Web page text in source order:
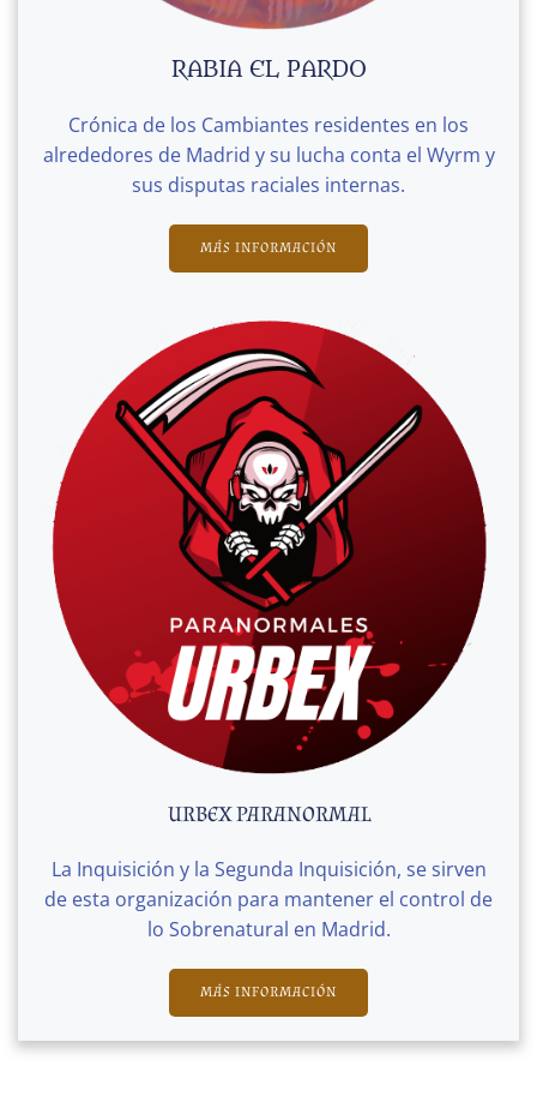
RABIA EL PARDO
Crónica de los Cambiantes residentes en los
alrededores de Madrid y su lucha conta el Wyrm y
sus disputas raciales internas.
MÁS INFORMACIÓN
URBEX PARANORMAL
La Inquisición y la Segunda Inquisición, se sirven
de esta organización para mantener el control de
lo Sobrenatural en Madrid.
MÁS INFORMACIÓN